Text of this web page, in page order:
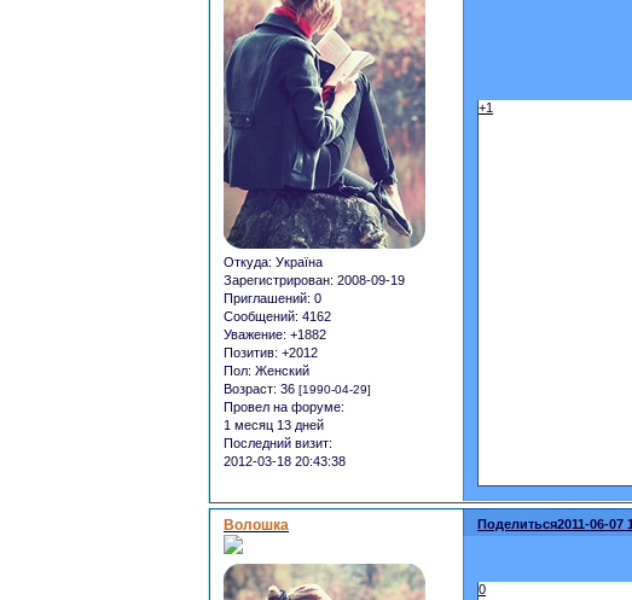
Откуда: Україна
Зарегистрирован: 2008-09-19
Приглашений: 0
Сообщений: 4162
Уважение: +1882
Позитив: +2012
Пол: Женский
Возраст: 36 [1990-04-29]
Провел на форуме:
1 месяц 13 дней
Последний визит:
2012-03-18 20:43:38
+1
Поделиться2011-06-07
Волошка
0